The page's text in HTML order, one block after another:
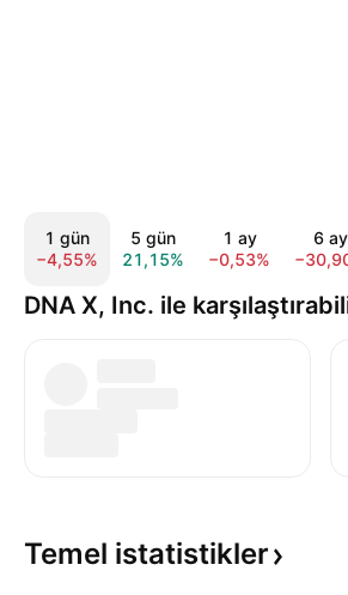
1 gün
−4,55%
5 gün
21,15%
1 ay
−0,53%
6 ay
DNA X, Inc. ile
Temel istatistikler